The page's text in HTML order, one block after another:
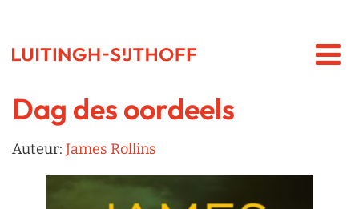
Dag des oordeels
Auteur: James Rollins